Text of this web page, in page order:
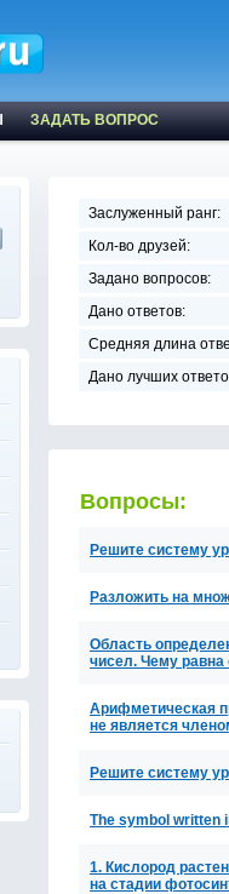
ЗАДАТЬ ВОПРОС
Заслуженный ранг:
Кол-во друзей:
Задано вопросов:
Дано ответов:
Средняя длина
Дано лучших
Вопросы:
Решите систему
Разложить на
Область
чисел. Чему
Арифметическая
не является
Решите систему
The symbol written
1. Кислород
на стадии